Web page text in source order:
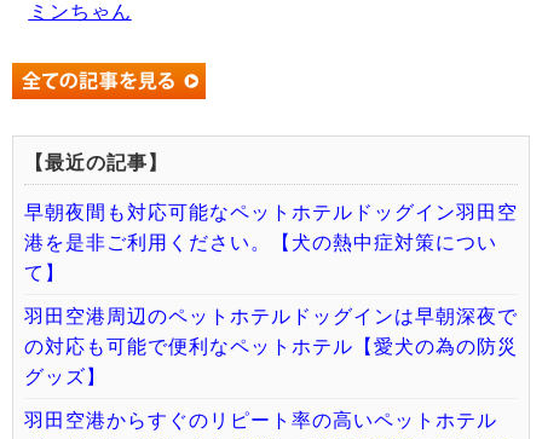
ミンちゃん
【最近の記事】
早朝夜間も対応可能なペットホテルドッグイン羽田空
港を是非ご利用ください。【犬の熱中症対策につい
て】
羽田空港周辺のペットホテルドッグインは早朝深夜で
の対応も可能で便利なペットホテル【愛犬の為の防災
グッズ】
羽田空港からすぐのリピート率の高いペットホテル